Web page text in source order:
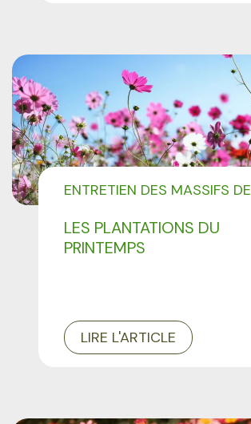
LES PLANTATIONS DU
PRINTEMPS
ENTRETIEN DES MASSIFS DE
LIRE L'ARTICLE